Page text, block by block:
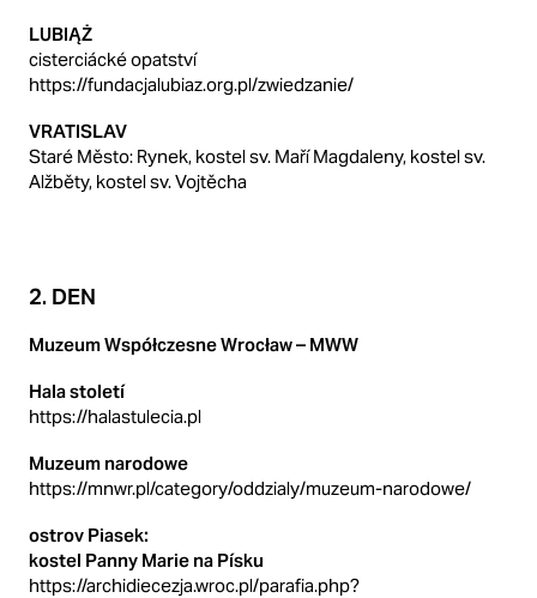
LUBIĄŻ
cisterciácké opatství
https://fundacjalubiaz.org.pl/zwiedzanie/
VRATISLAV
Staré Město: Rynek, kostel sv. Maří Magdaleny, kostel sv.
Alžběty, kostel sv. Vojtěcha
2. DEN
Muzeum Współczesne Wrocław – MWW
Hala století
https://halastulecia.pl
Muzeum narodowe
https://mnwr.pl/category/oddzialy/muzeum-narodowe/
ostrov Piasek:
kostel Panny Marie na Písku
https://archidiecezja.wroc.pl/parafia.php?